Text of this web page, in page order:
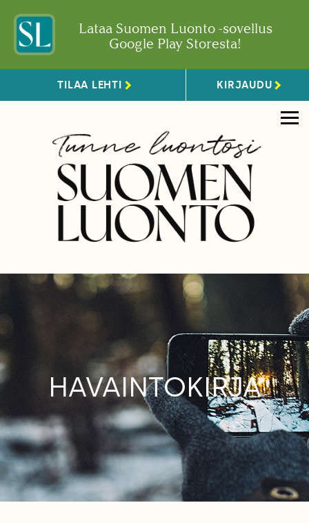
Lataa Suomen Luonto -sovellus
Google Play Storesta!
TILAA LEHTI KIRJAUDU
HAVAINTOKIRJA